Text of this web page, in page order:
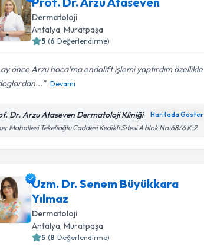
Dermatoloji
Antalya ,Muratpaşa
5 (6 Değerlendirme)
önce Arzu hoca'ma endolift işlemi yaptırdım özellikle
Devamı
Dr. Arzu Ataseven Dermatoloji Kliniği Haritada Göster
Mahallesi Tekelioğlu Caddesi Kedikli Sitesi A blok No:68/6 K:2
Uzm. Dr. Senem Büyükkara
Yılmaz
Dermatoloji
Antalya ,Muratpaşa
5 (8 Değerlendirme)